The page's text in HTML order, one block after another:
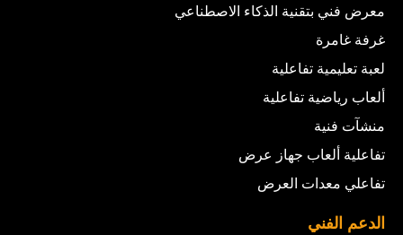
معرض فني بتقنية الذكاء الاصطناعي
غرفة غامرة
لعبة تعليمية تفاعلية
ألعاب رياضية تفاعلية
منشآت فنية
تفاعلية ألعاب جهاز عرض
تفاعلي معدات العرض
الدعم الفني